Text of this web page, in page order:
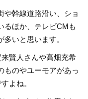
験。各種楽曲紹介記事をはじ
ブレポートなど、自身の音楽
に日々記事を制作していま
最近ではJ-POPも広く好んで
や幹線道路沿い、ショ
るほか、テレビCMも
いと思います。
賢人さんや高畑充希
ものやユーモアがあっ
よね。